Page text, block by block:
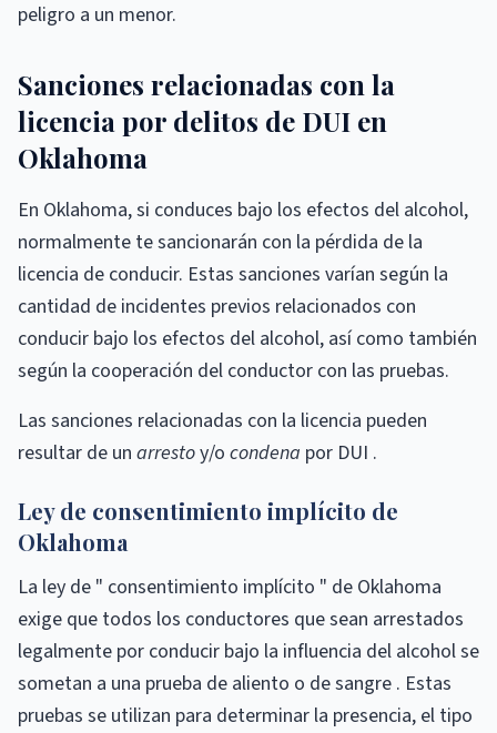
peligro a un menor.
Sanciones relacionadas con la
licencia por delitos de DUI en
Oklahoma
En Oklahoma, si conduces bajo los efectos del alcohol,
normalmente te sancionarán con la pérdida de la
licencia de conducir. Estas sanciones varían según la
cantidad de incidentes previos relacionados con
conducir bajo los efectos del alcohol, así como también
según la cooperación del conductor con las pruebas.
Las sanciones relacionadas con la licencia pueden
resultar de un arrestoy/o condena por DUI .
Ley de consentimiento implícito de
Oklahoma
La ley de " consentimiento implícito " de Oklahoma
exige que todos los conductores que sean arrestados
legalmente por conducir bajo la influencia del alcohol se
sometan a una prueba de aliento o de sangre . Estas
pruebas se utilizan para determinar la presencia, el tipo